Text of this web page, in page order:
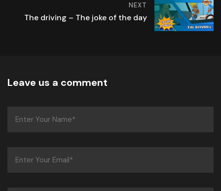
NEXT
The driving – The joke of the day
Leave us a comment